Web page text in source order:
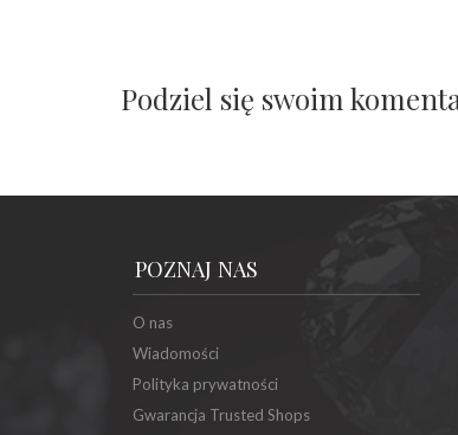
Podziel się swoim
POZNAJ NAS
O nas
Wiadomości
Polityka prywatności
Gwarancja Trusted Shops